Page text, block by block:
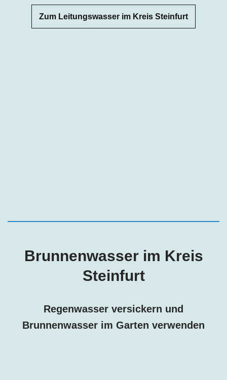
Zum Leitungswasser im Kreis Steinfurt
Brunnenwasser im Kreis
Steinfurt
Regenwasser versickern und
Brunnenwasser im Garten verwenden